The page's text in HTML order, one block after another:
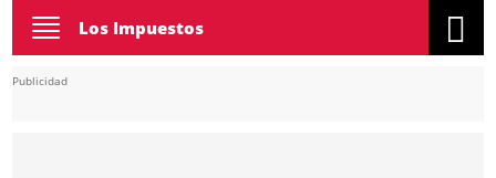
Toggle
navigation
Los Impuestos
Publicidad